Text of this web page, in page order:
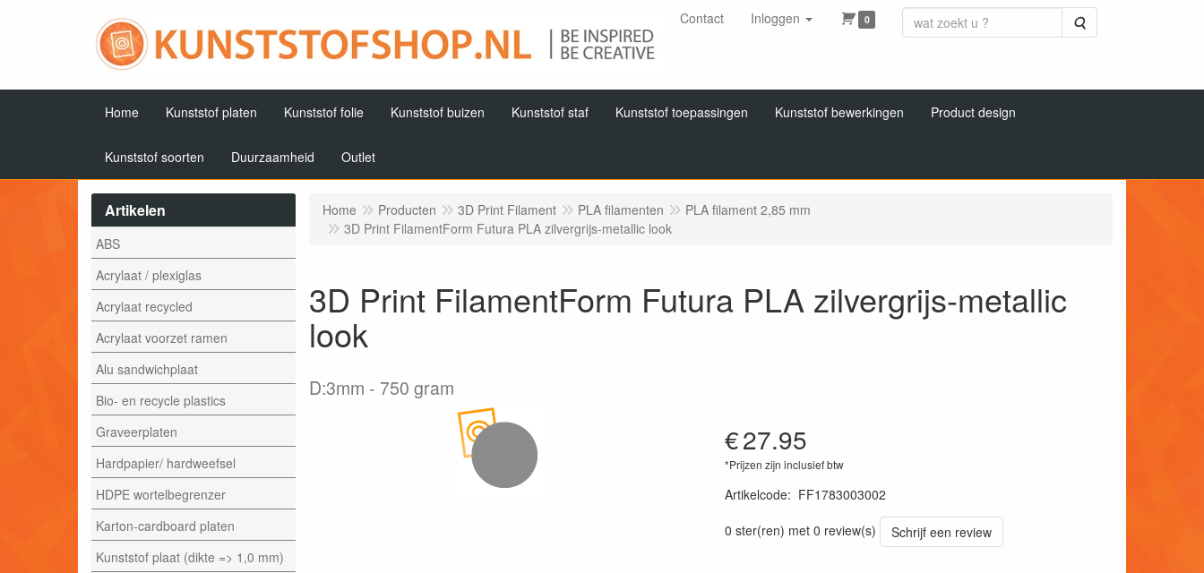
Contact Inloggen 0 Zoeken
Home Kunststof platen Kunststof folie Kunststof buizen Kunststof staf Kunststof toepassingen Kunststof bewerkingen Product design
Kunststof soorten Duurzaamheid Outlet
Artikelen
ABS
Acrylaat / plexiglas
Acrylaat recycled
Acrylaat voorzet ramen
Alu sandwichplaat
Bio- en recycle plastics
Graveerplaten
Hardpapier/ hardweefsel
HDPE wortelbegrenzer
Karton-cardboard platen
Kunststof plaat (dikte => 1,0 mm)
Home Producten 3D Print Filament PLA filamenten
PLA filament 2,85 mm
3D Print FilamentForm Futura PLA zilvergrijs-metallic look
3D Print FilamentForm Futura PLA zilvergrijs-metallic
look
D:3mm 750 gram
€27.95
*Prijzen zijn inclusief btw
Artikelcode: FF1783003002
0 ster(ren) met 0 review(s)
Schrijf een review